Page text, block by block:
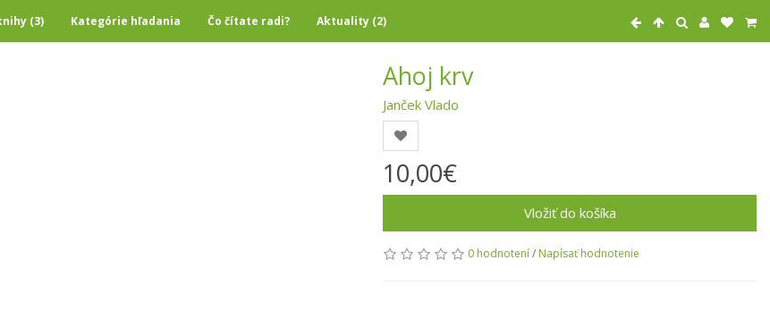
(3) Kategórie hľadania Čo čítate radi? Aktuality (2)
Ahoj krv
Janček Vlado
10,00€
Vložiť do košíka
0 hodnotení/ Napísať hodnotenie